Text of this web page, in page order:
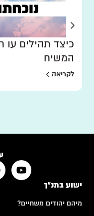
כיצד תהילים עו
המשיח
לקריאה
ישוע בתנ"ך
מיהם יהודים משחיים?